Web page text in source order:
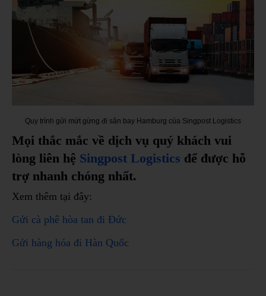
Quy trình gửi mứt gừng đi sân bay Hamburg của Singpost Logistics
Mọi thắc mắc về dịch vụ quý khách vui
lòng liên hệ Singpost Logistics để được hỗ
trợ nhanh chóng nhất.
Xem thêm tại đây:
Gửi cà phê hòa tan đi Đức
Gửi hàng hóa đi Hàn Quốc